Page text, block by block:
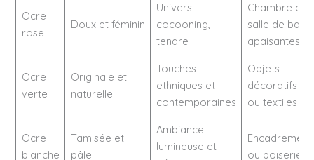
Ocre
rose
Doux et féminin
Univers
cocooning,
tendre
Chambre ou
salle de bain
apaisantes
Ocre
verte
Originale et
naturelle
Touches
ethniques et
contemporaines
Objets
décoratifs
ou textiles
Ocre
blanche
Tamisée et
pâle
Ambiance
lumineuse et
Encadrement
ou boiseries